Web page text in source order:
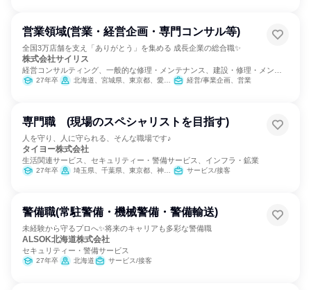
営業領域(営業・経営企画・専門コンサル等)
全国3万店舗を支え「ありがとう」を集める 成長企業の総合職✨
株式会社サイリス
経営コンサルティング、一般的な修理・メンテナンス、建設・修理・メンテ
ナンスサービス
27年卒 北海道、宮城県、東京都、愛知県、大阪府、広島県、福岡県、沖縄県 経営/事業企画、営業
専門職 (現場のスペシャリストを目指す)
人を守り、人に守られる、そんな職場です♪
タイヨー株式会社
生活関連サービス、セキュリティー・警備サービス、インフラ・鉱業
27年卒 埼玉県、千葉県、東京都、神奈川県 サービス/接客
警備職(常駐警備・機械警備・警備輸送)
未経験から守るプロへ✨将来のキャリアも多彩な警備職
ALSOK北海道株式会社
セキュリティー・警備サービス
27年卒 北海道 サービス/接客